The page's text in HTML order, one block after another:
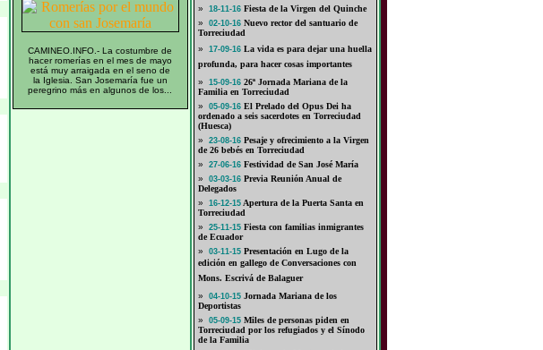
CAMINEO.INFO.- La costumbre de
hacer romerías en el mes de mayo
está muy arraigada en el seno de
la Iglesia. San Josemaría fue un
peregrino más en algunos de los...
»
18-11-16Fiesta de la Virgen del Quinche
»
02-10-16Nuevo rector del santuario de
Torreciudad
»
17-09-16La vida es para dejar una huella
profunda, para hacer cosas importantes
»
15-09-1626ª Jornada Mariana de la
Familia en Torreciudad
»
05-09-16El Prelado del Opus Dei ha
ordenado a seis sacerdotes en Torreciudad
(Huesca)
»
23-08-16Pesaje y ofrecimiento a la Virgen
de 26 bebés en Torreciudad
»
27-06-16Festividad de San José María
»
03-03-16Previa Reunión Anual de
Delegados
»
16-12-15Apertura de la Puerta Santa en
Torreciudad
»
25-11-15Fiesta con familias inmigrantes
de Ecuador
»
03-11-15Presentación en Lugo de la
edición en gallego de Conversaciones con
Mons. Escrivá de Balaguer
»
04-10-15Jornada Mariana de los
Deportistas
»
05-09-15Miles de personas piden en
Torreciudad por los refugiados y el Sínodo
de la Familia